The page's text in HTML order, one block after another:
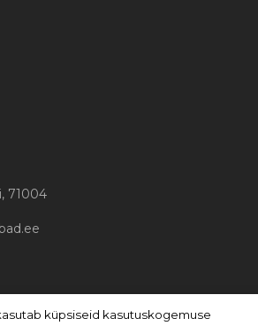
71004
küpsiseid kasutuskogemuse